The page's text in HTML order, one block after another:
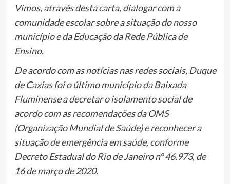
Vimos, através desta carta, dialogar com a
comunidade escolar sobre a situação do nosso
município e da Educação da Rede Pública de
Ensino.
De acordo com as notícias nas redes sociais, Duque
de Caxias foi o último município da Baixada
Fluminense a decretar o isolamento social de
acordo com as recomendações da OMS
(Organização Mundial de Saúde) e reconhecer a
situação de emergência em saúde, conforme
Decreto Estadual do Rio de Janeiro nº 46.973, de
16 de março de 2020.